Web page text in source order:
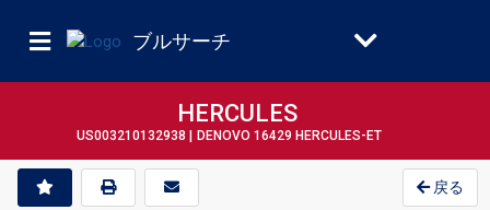
ブルサーチ
HERCULES
US003210132938 | DENOVO 16429 HERCULES-ET
戻る